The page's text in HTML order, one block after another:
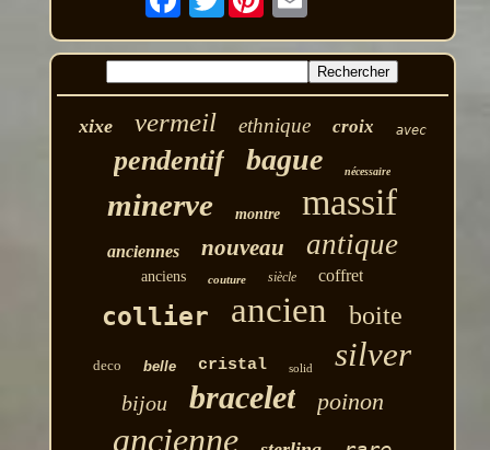
xixe vermeil ethnique croix avec
pendentif bague nécessaire
minerve montre massif
anciennes nouveau antique
anciens couture siècle coffret
collier ancien boite
deco belle cristal solid silver
bijou bracelet poinon
ancienne